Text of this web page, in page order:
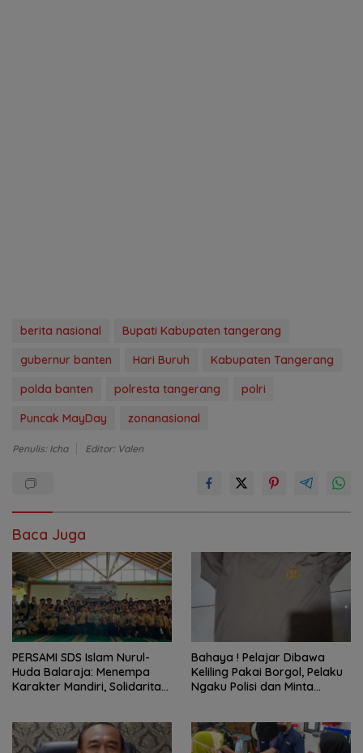
berita nasional
Bupati Kabupaten tangerang
gubernur banten
Hari Buruh
Kabupaten Tangerang
polda banten
polresta tangerang
polri
Puncak MayDay
zonanasional
Penulis: Icha Editor: Valen
Baca Juga
PERSAMI SDS Islam Nurul-
Huda Balaraja: Menempa
Karakter Mandiri, Solidaritas,
Bahaya ! Pelajar Dibawa
Keliling Pakai Borgol, Pelaku
Ngaku Polisi dan Minta